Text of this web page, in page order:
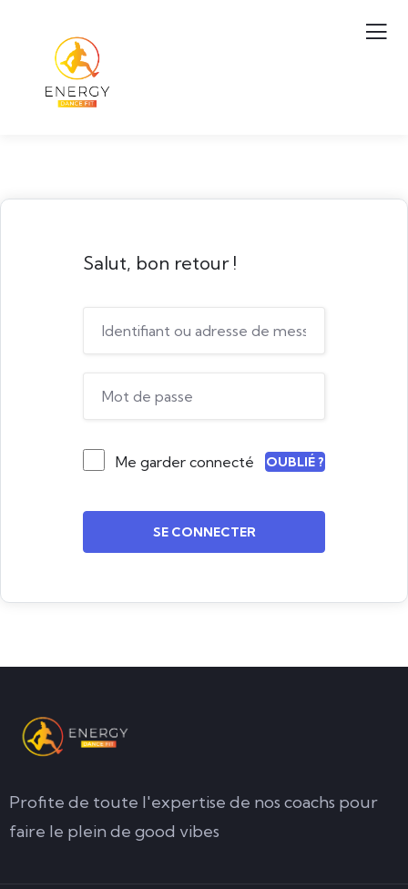
Salut, bon retour !
Me garder connecté OUBLIÉ ?
SE CONNECTER
Profite de toute l'expertise de nos coachs pour
faire le plein de good vibes